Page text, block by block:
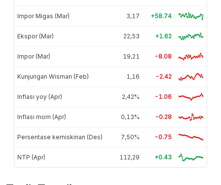
Impor Migas (Mar) 3,17 +58.74
Ekspor (Mar) 22,53 +1.62
Impor (Mar) 19,21 -8.08
Kunjungan Wisman (Feb) 1,16 -2.42
Inflasi yoy (Apr) 2,42% -1.06
Inflasi mom (Apr) 0,13% -0.28
Persentase kemiskinan (Des) 7,50% -0.75
NTP (Apr) 112,29 +0.43